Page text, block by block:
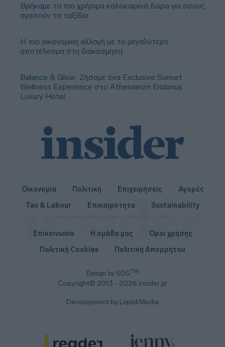
Βρήκαμε τα πιο χρήσιμα καλοκαιρινά δώρα για όσους
αγαπούν τα ταξίδια
Η πιο οικονομική αλλαγή με το μεγαλύτερο
αποτέλεσμα στη διακόσμηση
Balance & Glow: Ζήσαμε ένα Exclusive Sunset
Wellness Experience στο Athenaeum Eridanus
Luxury Hotel
Οικονομία Πολιτική Επιχειρήσεις
Αγορές
Tax & Labour
Επικαιρότητα Sustainability
Design by SDGTM
Copyright© 2013 - 2026 insider.gr
Επικοινωνία Η ομάδα μας
Όροι χρήσης
Πολιτική Cookies
Πολιτική Απορρήτου
Development by Liquid Media